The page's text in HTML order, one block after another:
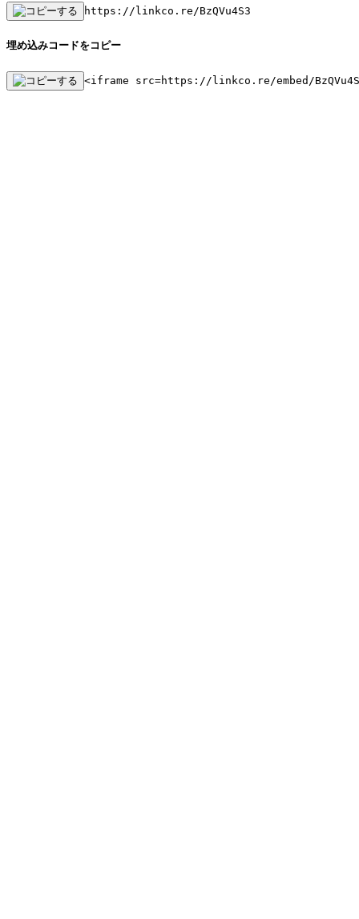
https://linkco.re/BzQVu4S3
埋め込みコードをコピー
<iframe src=https://linkco.re/embed/